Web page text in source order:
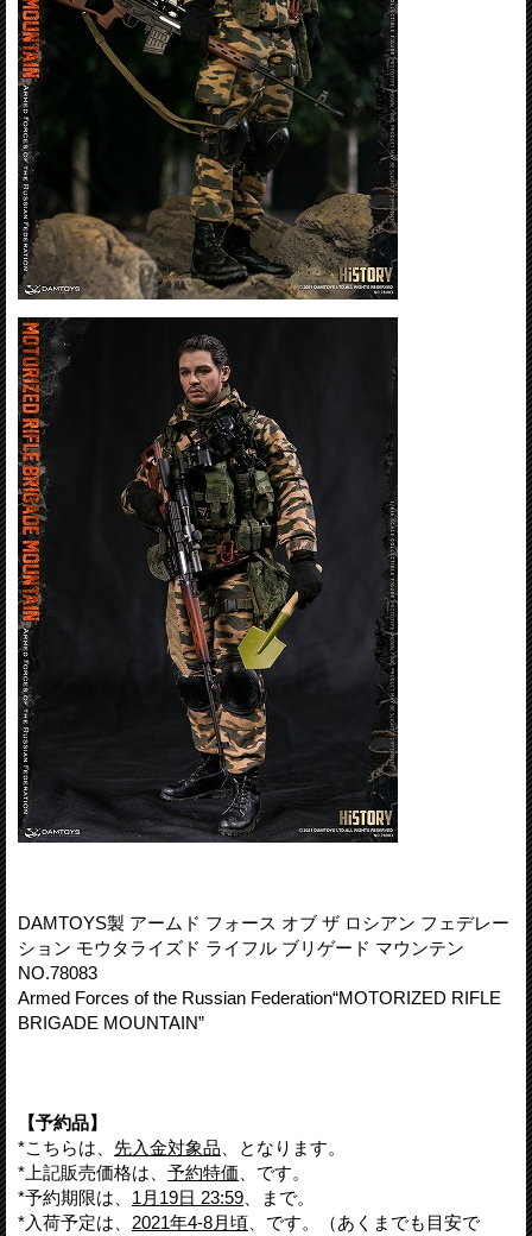
DAMTOYS製 アームド フォース オブ ザ ロシアン フェデレー
ション モウタライズド ライフル ブリゲード マウンテン
NO.78083
Armed Forces of the Russian Federation“MOTORIZED RIFLE
BRIGADE MOUNTAIN”
【予約品】
*こちらは、 先入金対象品 、となります。
*上記販売価格は、 予約特価 、です。
*予約期限は、 1月19日 23:59 、まで。
*入荷予定は、 2021年4-8月頃 、です。（あくまでも目安で